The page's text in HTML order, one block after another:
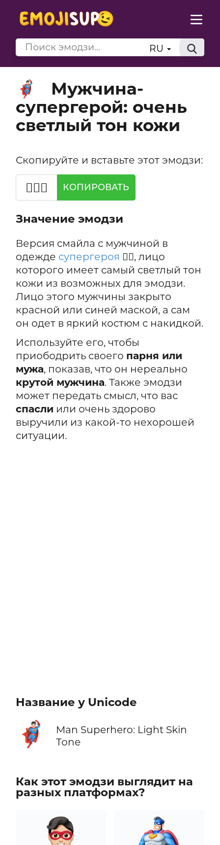
RU
🦸🏻‍♂️
Мужчина-
супергерой: очень
светлый тон кожи
Скопируйте и вставьте этот эмодзи:
🦸🏻‍♂️ КОПИРОВАТЬ
Значение эмодзи
Версия смайла с мужчиной в
одежде супергероя 🦸‍♂️, лицо
которого имеет самый светлый тон
кожи из возможных для эмодзи.
Лицо этого мужчины закрыто
красной или синей маской, а сам
он одет в яркий костюм с накидкой.
Используйте его, чтобы
приободрить своего парня или
мужа, показав, что он нереально
крутой мужчина. Также эмодзи
может передать смысл, что вас
спасли или очень здорово
выручили из какой-то нехорошей
ситуации.
Название у Unicode
🦸🏻‍♂️
Man Superhero: Light Skin
Tone
Как этот эмодзи выглядит на
разных платформах?